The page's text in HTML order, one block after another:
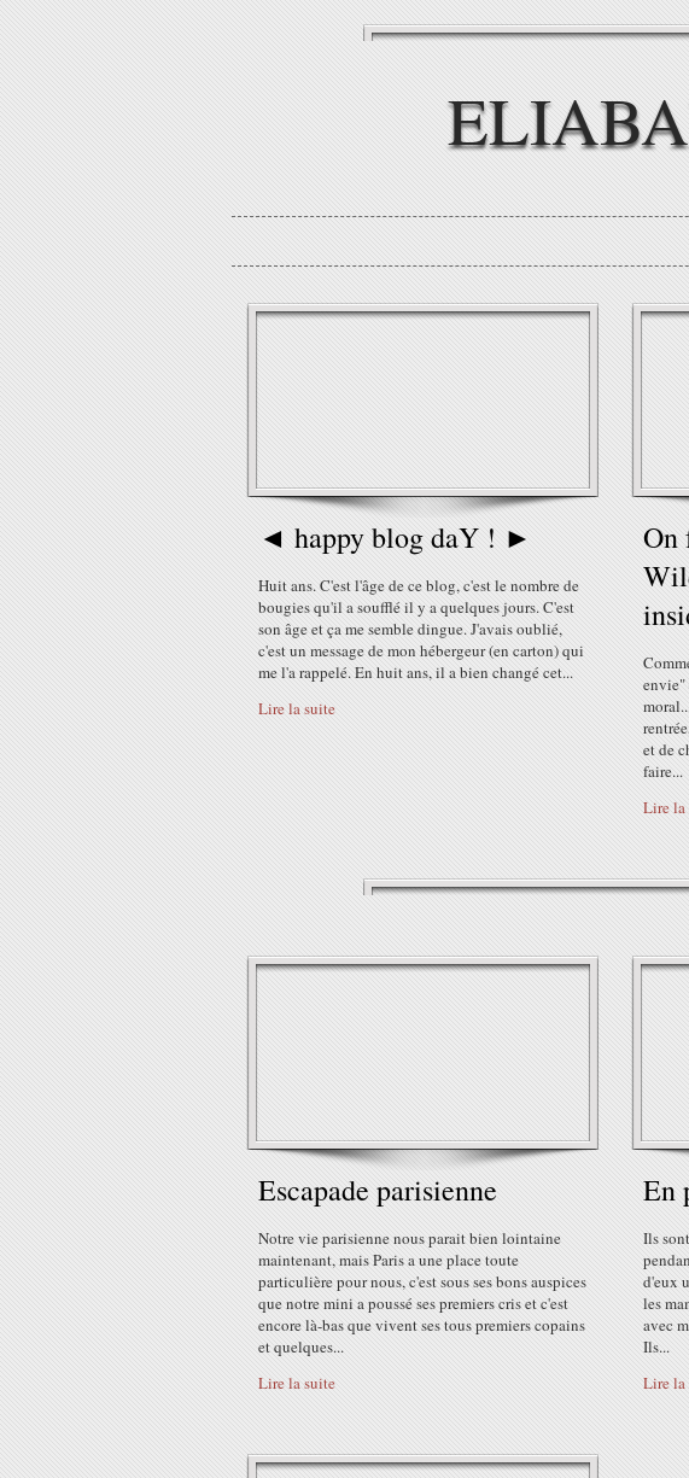
◄ happy blog daY ! ►
Huit ans. C'est l'âge de ce blog, c'est le nombre de
bougies qu'il a soufflé il y a quelques jours. C'est
son âge et ça me semble dingue. J'avais oublié,
c'est un message de mon hébergeur (en carton) qui
me l'a rappelé. En huit ans, il a bien changé cet...
Lire la suite
On
envie"
et de
faire...
Lire la
Escapade parisienne
Notre vie parisienne nous parait bien lointaine
maintenant, mais Paris a une place toute
particulière pour nous, c'est sous ses bons auspices
que notre mini a poussé ses premiers cris et c'est
encore là-bas que vivent ses tous premiers copains
et quelques...
Lire la suite
En
Ils
d'eux
les
avec
Ils...
Lire la